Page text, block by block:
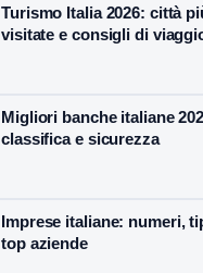
Turismo Italia 2026: città
visitate e consigli di
Migliori banche italiane
classifica e sicurezza
Imprese italiane: numeri,
top aziende